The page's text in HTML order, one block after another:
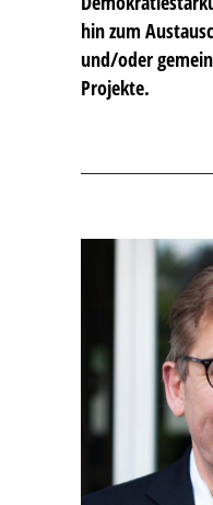
hin zum
und/oder
Projekte.